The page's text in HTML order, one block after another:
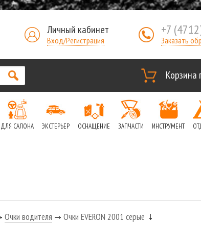
Личный кабинет
Вход/Регистрация
+7
Заказать
Корзина
ДЛЯ САЛОНА ЭКСТЕРЬЕР ОСНАЩЕНИЕ ЗАПЧАСТИ ИНСТРУМЕНТ
Очки водителя Очки EVERON 2001 серые